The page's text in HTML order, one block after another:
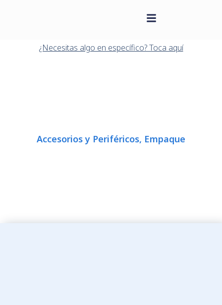
¿Necesitas algo en específico? Toca aquí
Accesorios y Periféricos, Empaque